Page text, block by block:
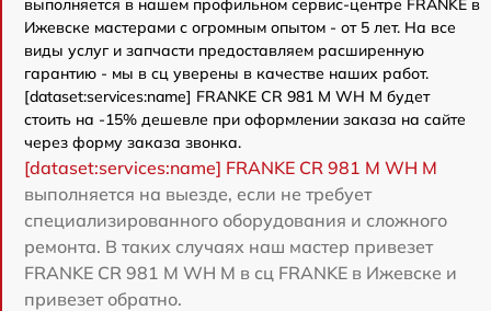
выполняется в нашем профильном сервис-центре FRANKE в
Ижевске мастерами с огромным опытом - от 5 лет. На все
виды услуг и запчасти предоставляем расширенную
гарантию - мы в сц уверены в качестве наших работ.
[dataset:services:name] FRANKE CR 981 M WH M будет
стоить на -15% дешевле при оформлении заказа на сайте
через форму заказа звонка.
[dataset:services:name] FRANKE CR 981 M WH M
выполняется на выезде, если не требует
специализированного оборудования и сложного
ремонта. В таких случаях наш мастер привезет
FRANKE CR 981 M WH M в сц FRANKE в Ижевске и
привезет обратно.